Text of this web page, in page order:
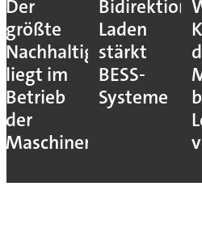
Der
größte
Nachhaltigkeitshebel
liegt im
Betrieb
der
Maschinen
Laden
stärkt
BESS-
Systeme